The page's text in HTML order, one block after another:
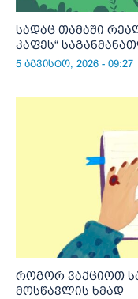
სადაც თამაში
კაფეს“
5 აგვისტო, 2026 - 09:27
როგორ ვაქციოთ
მოსწავლის ხმად